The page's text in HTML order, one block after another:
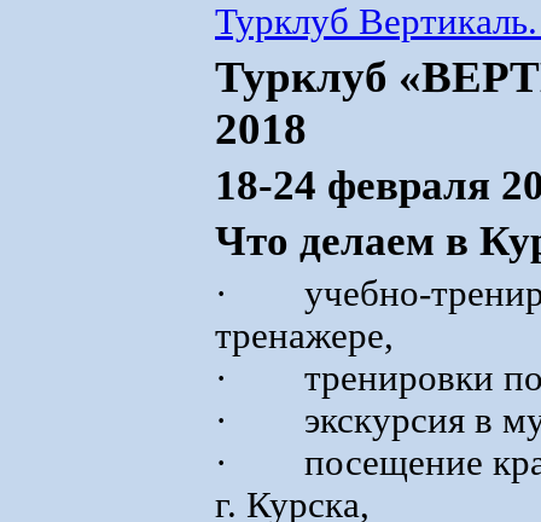
Турклуб
Турклуб
2018
18-24 февраля
Что делаем в
· учебно-
тренажере,
· тренировки по
· экскурсия в
· посещение
г. Курска,